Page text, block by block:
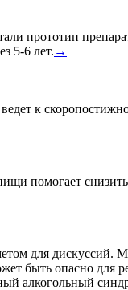
прототип
5-6 лет. →
к
помогает
для
быть опасно
алкогольный